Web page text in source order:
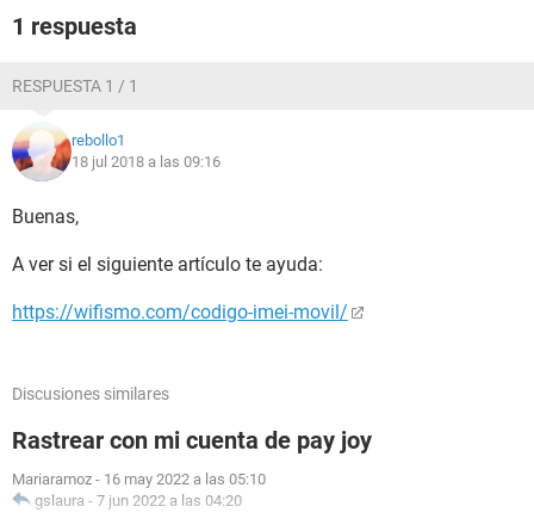
1 respuesta
RESPUESTA 1 / 1
rebollo1
18 jul 2018 a las 09:16
Buenas,
A ver si el siguiente artículo te ayuda:
https://wifismo.com/codigo-imei-movil/
Discusiones similares
Rastrear con mi cuenta de pay joy
Mariaramoz - 16 may 2022 a las 05:10
gslaura - 7 jun 2022 a las 04:20